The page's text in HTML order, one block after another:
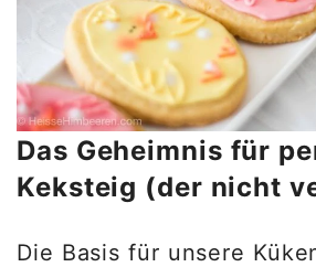
Das Geheimnis für
Keksteig (der nicht
Die Basis für unsere